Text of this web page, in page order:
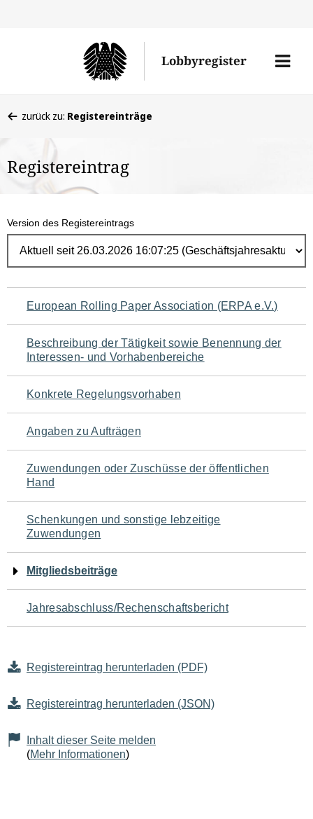
Lobbyregister
Menü
befinden
hier:
zurück zu: Registereinträge
Registereintrag
Version des Registereintrags
Navigation
für
den
Seiteninhalt
European Rolling Paper Association (ERPA e.V.)
Beschreibung der Tätigkeit sowie Benennung der
Interessen- und Vorhabenbereiche
Konkrete Regelungsvorhaben
Angaben zu Aufträgen
Zuwendungen oder Zuschüsse der öffentlichen
Hand
Schenkungen und sonstige lebzeitige
Zuwendungen
Mitgliedsbeiträge
Jahresabschluss/Rechenschaftsbericht
Registereintrag herunterladen (PDF)
Registereintrag herunterladen (JSON)
Inhalt dieser Seite melden
(Mehr Informationen)